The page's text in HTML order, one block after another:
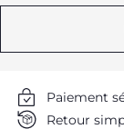
Paiement
Retour